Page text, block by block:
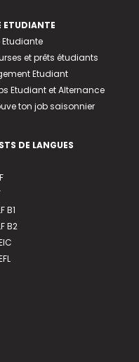
ETUDIANTE
Etudiante
et prêts étudiants
Etudiant
Etudiant et Alternance
ton job saisonnier
DE LANGUES
B1
B2